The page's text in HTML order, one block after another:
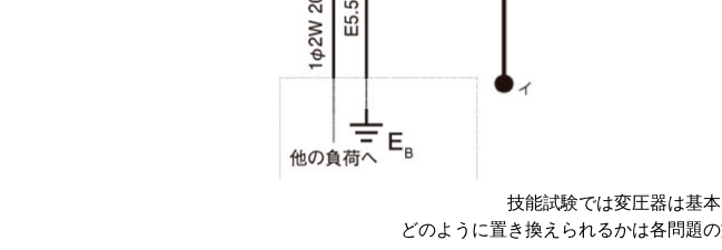
技能試験では変圧器は基
どのように置き換えられるかは各問題